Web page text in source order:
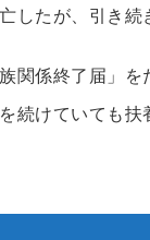
たが、引き続
係終了届」を
けていても扶